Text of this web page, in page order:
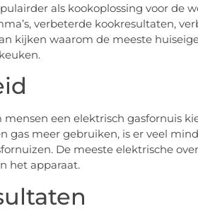
als kookoplossing voor de
verbeterde kookresultaten,
kijken waarom de meeste
een elektrisch gasfornuis
gas meer gebruiken, is er veel
De meeste elektrische
het apparaat.